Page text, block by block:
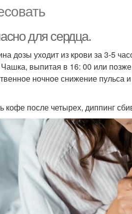
для сердца.
дозы уходит из крови за 3-5
Чашка, выпитая в 16: 00 или
ночное снижение пульса
кофе после четырех, диппинг